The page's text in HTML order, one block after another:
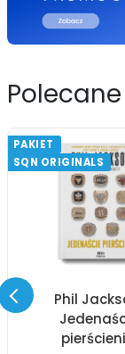
PAKIET
SQN ORIGINALS
Phil